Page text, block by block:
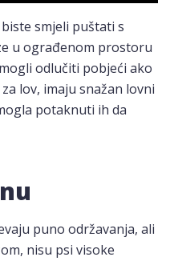
smjeli puštati s
u ograđenom prostoru
odlučiti pobjeći ako
lov, imaju snažan lovni
potaknuti ih da
puno održavanja, ali
nisu psi visoke